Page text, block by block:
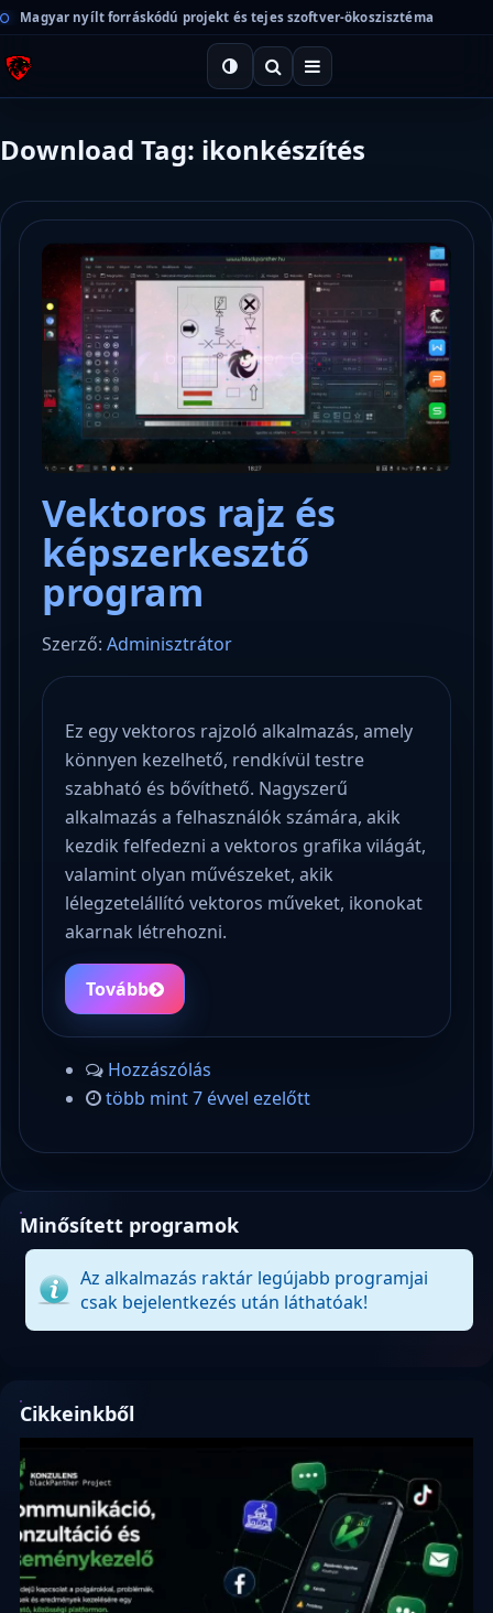
Magyar nyílt forráskódú projekt és tejes szoftver-ökoszisztéma
Download Tag: ikonkészítés
Vektoros rajz és
képszerkesztő
program
Szerző: Adminisztrátor
Ez egy vektoros rajzoló alkalmazás, amely
könnyen kezelhető, rendkívül testre
szabható és bővíthető. Nagyszerű
alkalmazás a felhasználók számára, akik
kezdik felfedezni a vektoros grafika világát,
valamint olyan művészeket, akik
lélegzetelállító vektoros műveket, ikonokat
akarnak létrehozni.
Tovább
Hozzászólás
több mint 7 évvel ezelőtt
Minősített programok
Az alkalmazás raktár legújabb programjai
csak bejelentkezés után láthatóak!
Cikkeinkből